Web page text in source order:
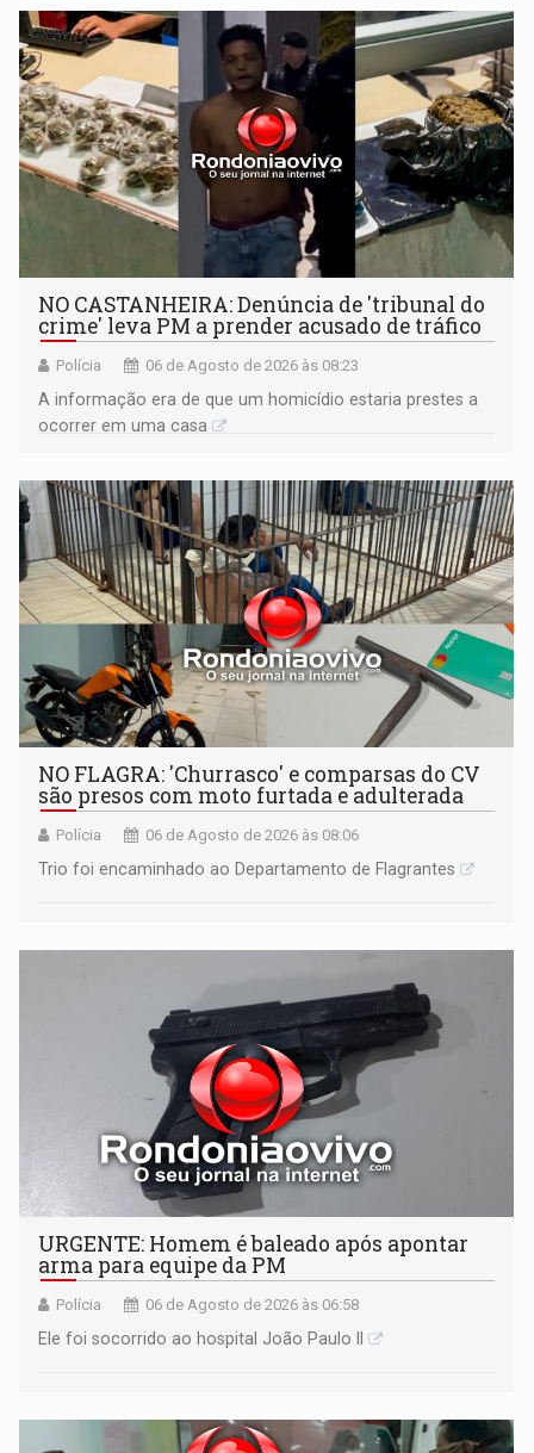
NO CASTANHEIRA: ​Denúncia de 'tribunal do
crime' leva PM a prender acusado de tráfico
Polícia 06 de Agosto de 2026 às 08:23
A informação era de que um homicídio estaria prestes a
ocorrer em uma casa
NO FLAGRA: 'Churrasco' e comparsas do CV
são presos com moto furtada e adulterada
Polícia 06 de Agosto de 2026 às 08:06
Trio foi encaminhado ao Departamento de Flagrantes
URGENTE: Homem é baleado após apontar
arma para equipe da PM
Polícia 06 de Agosto de 2026 às 06:58
Ele foi socorrido ao hospital João Paulo II